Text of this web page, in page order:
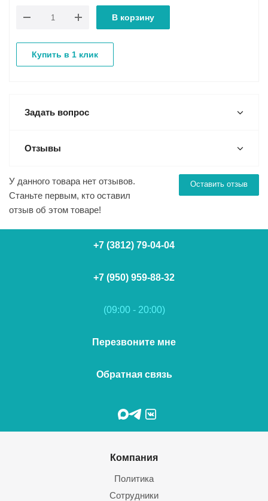
В корзину
Купить в 1 клик
Задать вопрос
Отзывы
Оставить отзыв
У данного товара нет отзывов.
Станьте первым, кто оставил
отзыв об этом товаре!
+7 (3812) 79-04-04
+7 (950) 959-88-32
(09:00 - 20:00)
Перезвоните мне
Обратная связь
Компания
Политика
Сотрудники